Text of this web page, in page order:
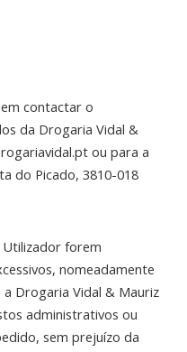
contactar o
da Drogaria Vidal &
ou para a
do Picado, 3810-018
forem
nomeadamente
Drogaria Vidal & Mauriz
administrativos ou
sem prejuízo da